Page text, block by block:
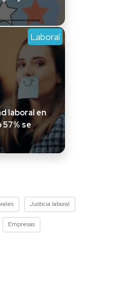
Laboral
laboral en
57% se
Justicia laboral
Empresas